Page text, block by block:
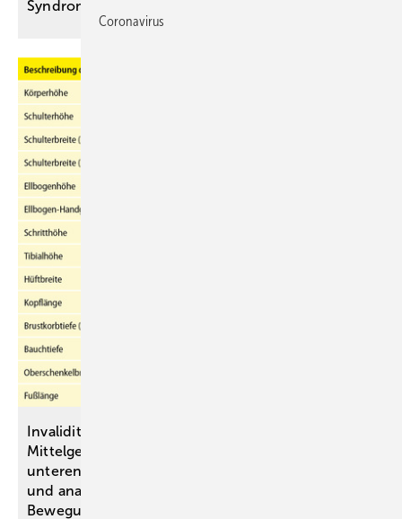
Syndrom) in verschiedenen
Invaliditätsbemessung von stammnahen versus ­
Mittelgelenkversteifungen an oberen und
unteren ­Extremitäten anhand einer simulativen
und analytischen Untersuchung des
Bewegungsraumes
Coronavirus